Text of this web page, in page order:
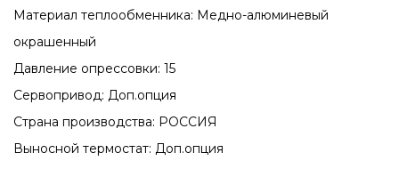
Материал теплообменника: Медно-алюминевый
окрашенный
Давление опрессовки: 15
Сервопривод: Доп.опция
Страна производства: РОССИЯ
Выносной термостат: Доп.опция